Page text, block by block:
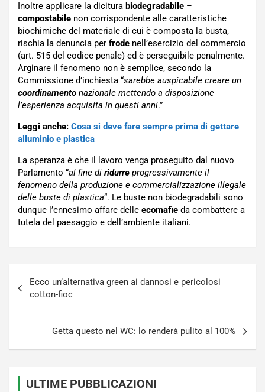
Inoltre applicare la dicitura biodegradabile –
compostabile non corrispondente alle caratteristiche
biochimiche del materiale di cui è composta la busta,
rischia la denuncia per frode nell’esercizio del commercio
(art. 515 del codice penale) ed è perseguibile penalmente.
Arginare il fenomeno non è semplice, secondo la
Commissione d’inchiesta “sarebbe auspicabile creare un
coordinamento nazionale mettendo a disposizione
l’esperienza acquisita in questi anni.”
Leggi anche: Cosa si deve fare sempre prima di gettare
alluminio e plastica
La speranza è che il lavoro venga proseguito dal nuovo
Parlamento “al fine di ridurre progressivamente il
fenomeno della produzione e commercializzazione illegale
delle buste di plastica“. Le buste non biodegradabili sono
dunque l’ennesimo affare delle ecomafie da combattere a
tutela del paesaggio e dell’ambiente italiani.
articoli
Ecco un’alternativa green ai dannosi e pericolosi
cotton-fioc
Getta questo nel WC: lo renderà pulito al 100%
ULTIME PUBBLICAZIONI